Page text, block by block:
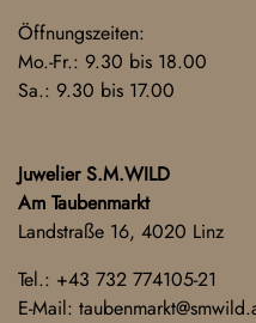
Öffnungszeiten:
Mo.-Fr.: 9.30 bis 18.00
Sa.: 9.30 bis 17.00
Juwelier S.M.WILD
Am Taubenmarkt
Landstraße 16, 4020 Linz
Tel.: +43 732 774105-21
E-Mail: